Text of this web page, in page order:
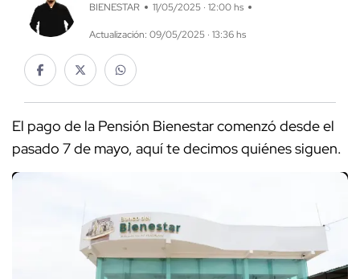
BIENESTAR 11/05/2025 · 12:00 hs
Actualización: 09/05/2025 · 13:36 hs
El pago de la Pensión Bienestar comenzó desde el
pasado 7 de mayo, aquí te decimos quiénes siguen.